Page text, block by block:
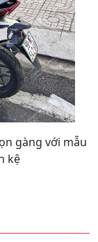
gàng với mẫu
kệ